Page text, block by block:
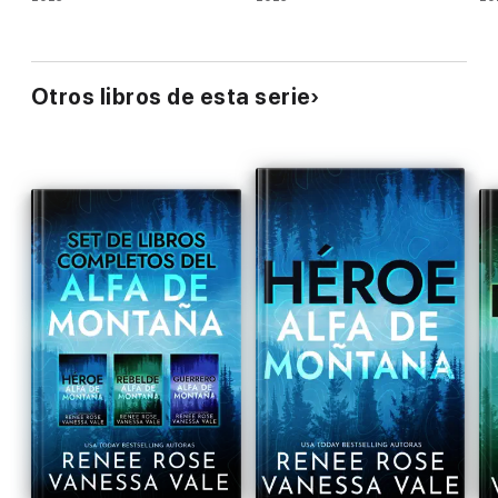
Otros libros de esta serie